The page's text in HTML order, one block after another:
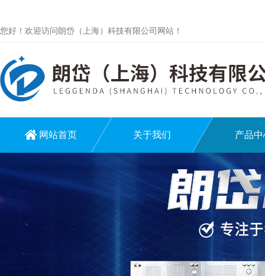
您好！欢迎访问朗岱（上海）科技有限公司网站！
网站首页 关于我们 产品中